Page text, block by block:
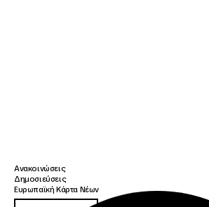
Ανακοινώσεις
Δημοσιεύσεις
Ευρωπαϊκή Κάρτα Νέων